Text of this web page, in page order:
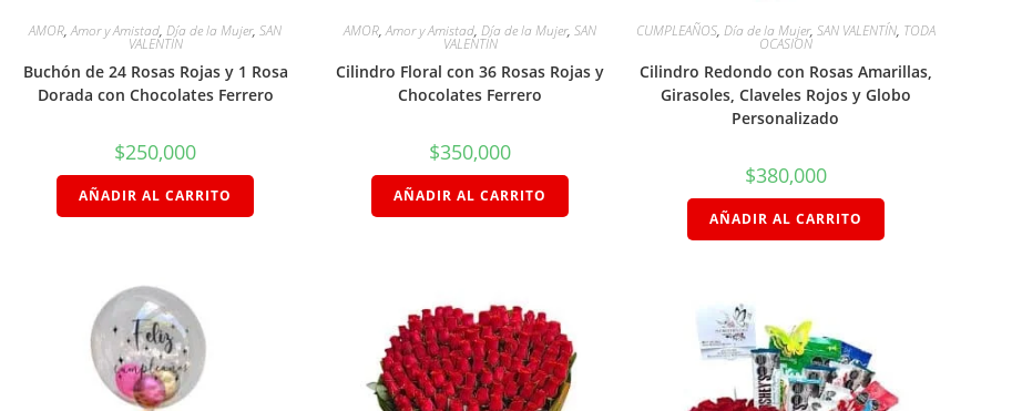
AMOR,Amor y Amistad,Día de la Mujer,SAN
VALENTÍN
Buchón de 24 Rosas Rojas y 1 Rosa
Dorada con Chocolates Ferrero
$250,000
AÑADIR AL CARRITO
AMOR,Amor y Amistad,Día de la Mujer,SAN
VALENTÍN
Cilindro Floral con 36 Rosas Rojas y
Chocolates Ferrero
$350,000
AÑADIR AL CARRITO
CUMPLEAÑOS, Día de la Mujer, SAN VALENTÍN, TODA
OCASION
Cilindro Redondo con Rosas Amarillas,
Girasoles, Claveles Rojos y Globo
Personalizado
$380,000
AÑADIR AL CARRITO